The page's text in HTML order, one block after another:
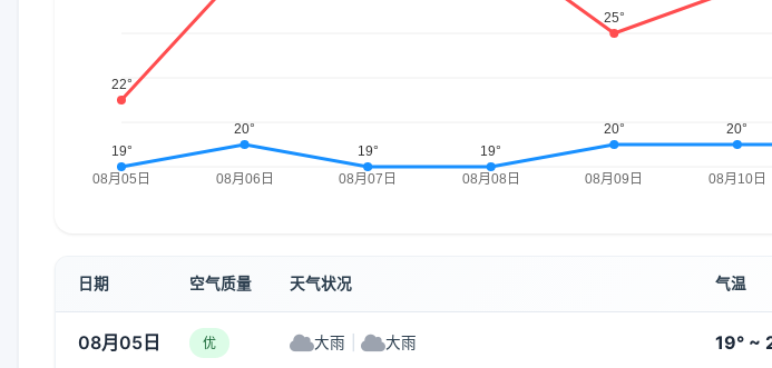
日期 空气质量 天气状况 气温
08月05日 优 大雨 大雨 19° ~